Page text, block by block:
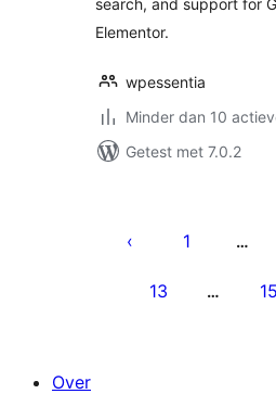
search, and support for
Elementor.
wpessentia
Minder dan 10
Getest met 7.0.2
paginering
1 …
13 … 15
Over